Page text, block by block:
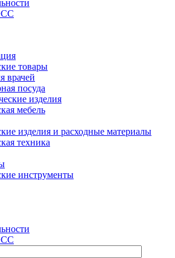
товары
врачей
посуда
изделия
мебель
изделия и расходные материалы
техника
инструменты